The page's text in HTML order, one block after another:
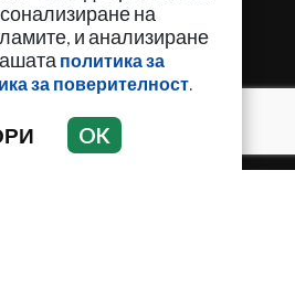
на
и анализиране
политика за
за поверителност.
OK
НОВИНИ
АНАЛИЗИ
ЗАБАВНО
СЕ